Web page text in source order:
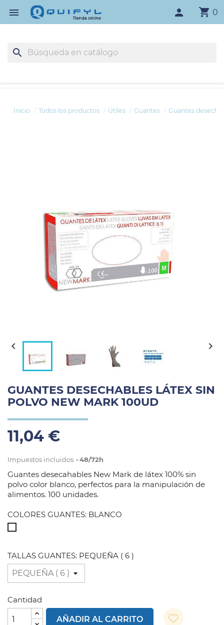
 shopping_cart 0
person
search
Inicio Todos los productos Útiles Guantes Guantes
 
GUANTES DESECHABLES LÁTEX SIN
POLVO NEW MARK 100UD
11,04 €
Impuestos incluidos 48/72h
Guantes desecahables New Mark de látex 100% sin
polvo color blanco, perfectos para la manipulación de
alimentos. 100 unidades.
COLORES GUANTES: BLANCO
TALLAS GUANTES: PEQUEÑA ( 6 )
Cantidad
AÑADIR AL CARRITO
favorite_border